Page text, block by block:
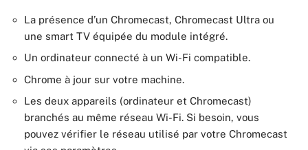
La présence d’un Chromecast, Chromecast Ultra ou
une smart TV équipée du module intégré.
Un ordinateur connecté à un Wi-Fi compatible.
Chrome à jour sur votre machine.
Les deux appareils (ordinateur et Chromecast)
branchés au même réseau Wi-Fi. Si besoin, vous
pouvez vérifier le réseau utilisé par votre Chromecast